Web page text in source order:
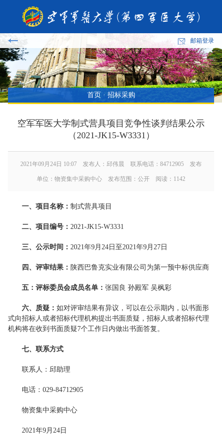
邮箱登录
首页 · 招标采购
空军军医大学制式营具项目竞争性谈判结果公示
（2021-JK15-W3331）
2021年09月24日 10:07 发布人：邱伟晨 联系电话：84712905 发布
单位：物资集中采购中心 发布范围：公开 阅读： 1142
一、项目名称： 制式营具项目
二、项目编号： 2021-JK15-W3331
三、公示时间： 2021年9月24日至2021年9月27日
四、评审结果： 陕西巴鲁克实业有限公司为第一预中标供应商
五：评标委员会成员名单： 张国良 孙殿军 吴枫彩
六、质疑： 如对评审结果有异议，可以在公示期内，以书面形
式向招标人或者招标代理机构提出书面质疑，招标人或者招标代理
机构将在收到书面质疑7个工作日内做出书面答复。
七、 联系方式
联系人：邱助理
电话：029-84712905
物资集中采购中心
2021年9月24日